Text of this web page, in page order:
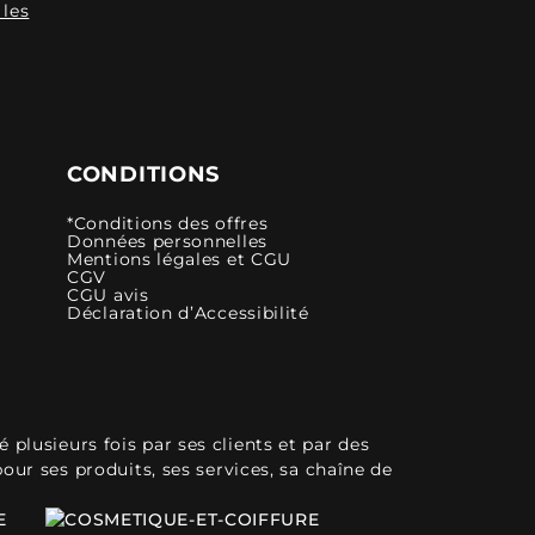
CONDITIONS
*Conditions des offres
Données personnelles
Mentions légales et CGU
CGV
CGU avis
Déclaration d’Accessibilité
plusieurs fois par ses clients et par des
ses produits, ses services, sa chaîne de